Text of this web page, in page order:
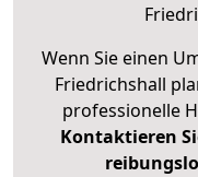
Wenn Sie einen
Friedrichshall
professionelle
Kontaktieren